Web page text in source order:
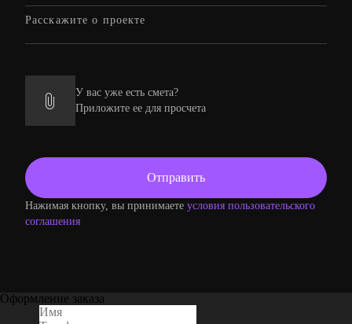
У вас уже есть смета?
Приложите ее для просчета
Нажимая кнопку, вы принимаете условия пользовательского
соглашения
Оформление заказа